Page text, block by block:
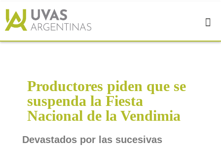
Productores piden que se
suspenda la Fiesta
Nacional de la Vendimia
Devastados por las sucesivas